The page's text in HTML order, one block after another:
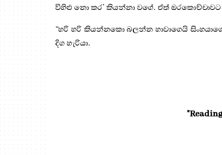
විහිළු නො කර’ කියන්නා වගේ. ඒත්
“හරි හරි කියන්නකො බලන්න හාවාගෙයි
දිග හැරියා.